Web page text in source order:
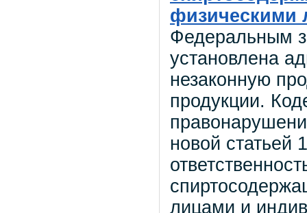
физическими
Федеральным
установлена
незаконную
продукции.
новой статьей
лицами и